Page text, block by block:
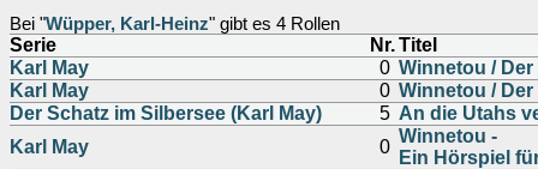
Bei "Wüpper, Karl-Heinz" gibt es 4 Rollen
Serie Nr.Titel
Karl May
0 Winnetou /
Karl May
0 Winnetou /
Der Schatz im Silbersee (Karl May)
5 An die Utahs
Karl May
0
Winnetou -
Ein Hörspiel